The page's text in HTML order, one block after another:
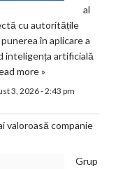
al
cu autoritățile
în aplicare a
inteligența artificială
more »
3, 2026 - 2:43 pm
valoroasă companie
Grup